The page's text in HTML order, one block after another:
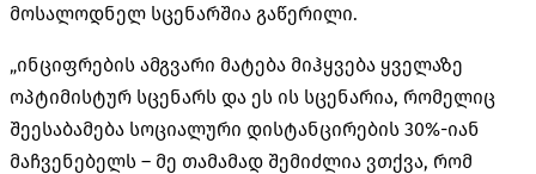
მოსალოდნელ სცენარშია გაწერილი.
„ინციფრების ამგვარი მატება მიჰყვება ყველაზე
ოპტიმისტურ სცენარს და ეს ის სცენარია, რომელიც
შეესაბამება სოციალური დისტანცირების 30%-იან
მაჩვენებელს – მე თამამად შემიძლია ვთქვა, რომ